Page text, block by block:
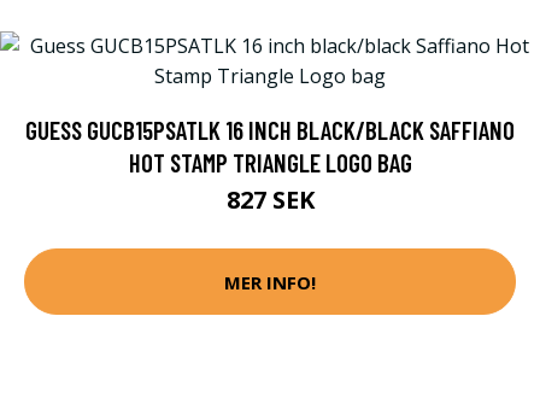
GUESS GUCB15PSATLK 16 INCH BLACK/BLACK SAFFIANO
HOT STAMP TRIANGLE LOGO BAG
827 SEK
MER INFO!